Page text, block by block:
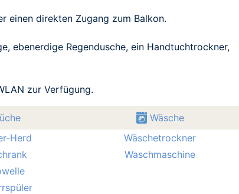
einen direkten Zugang zum Balkon.
ebenerdige Regendusche, ein Handtuchtrockner,
zur Verfügung.
Herd
Wäsche
Wäschetrockner
Waschmaschine